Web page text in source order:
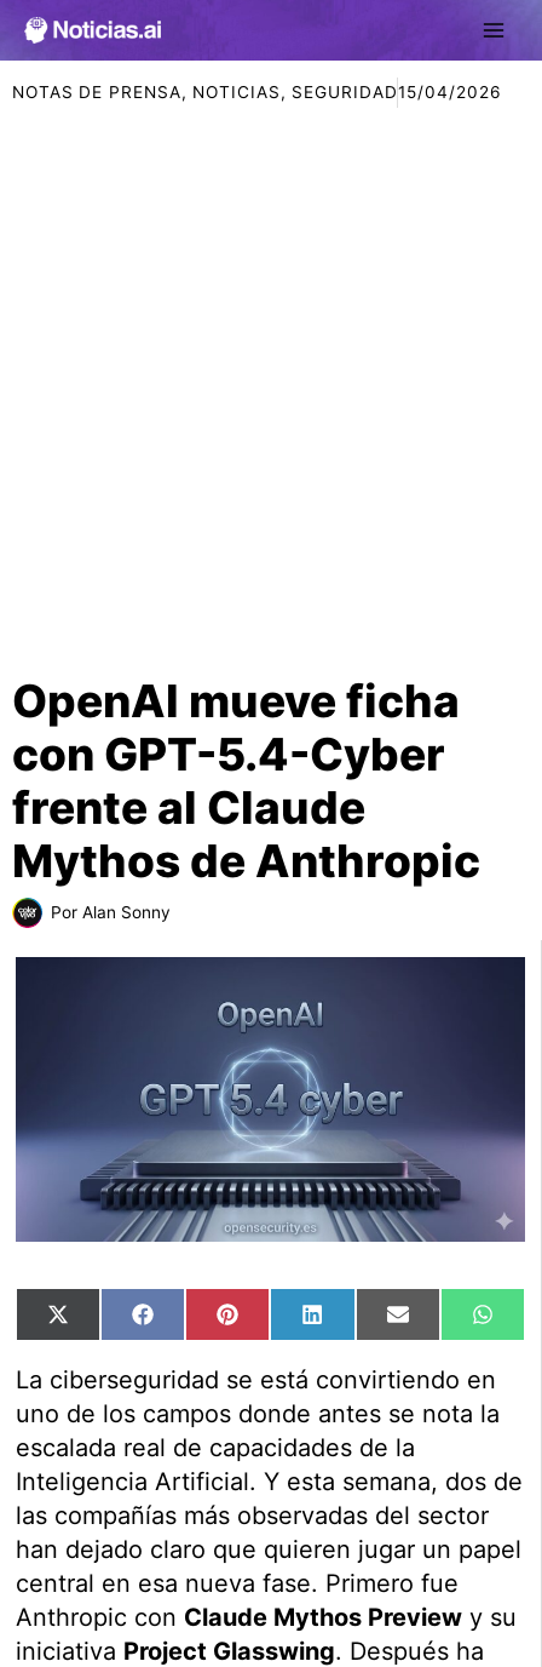
NOTAS DE PRENSA, NOTICIAS, SEGURIDAD15/04/2026
OpenAI mueve ficha
con GPT-5.4-Cyber
frente al Claude
Mythos de Anthropic
Por Alan Sonny
Compartir
en
X
(Twitter)
Compartir
en
FacebookCompartir
en
PinterestCompartir
en
LinkedInCompartir
en
Email
en
La ciberseguridad se está convirtiendo en
uno de los campos donde antes se nota la
escalada real de capacidades de la
Inteligencia Artificial. Y esta semana, dos de
las compañías más observadas del sector
han dejado claro que quieren jugar un papel
central en esa nueva fase. Primero fue
Anthropic con Claude Mythos Preview y su
iniciativa Project Glasswing. Después ha